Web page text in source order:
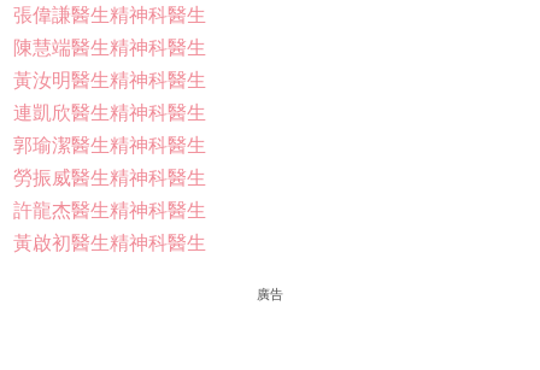
張偉謙醫生精神科醫生
陳慧端醫生精神科醫生
黃汝明醫生精神科醫生
連凱欣醫生精神科醫生
郭瑜潔醫生精神科醫生
勞振威醫生精神科醫生
許龍杰醫生精神科醫生
黃啟初醫生精神科醫生
廣告